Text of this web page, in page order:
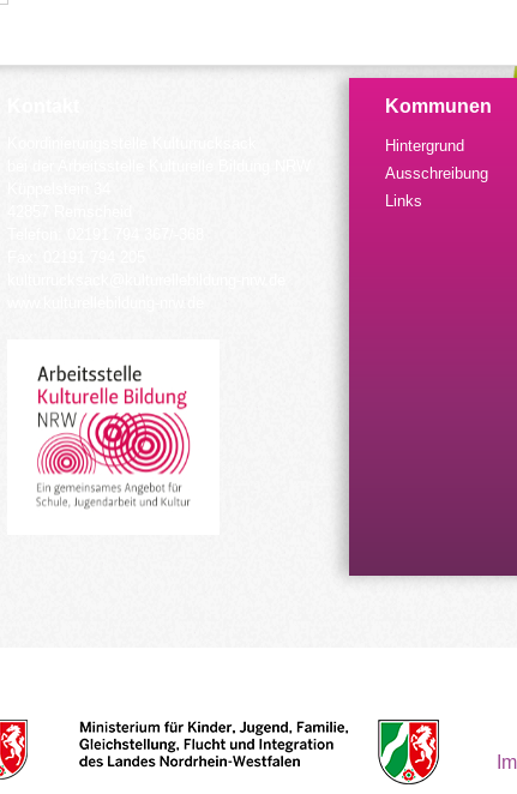
Kommunen
Hintergrund
Ausschreibung
Links